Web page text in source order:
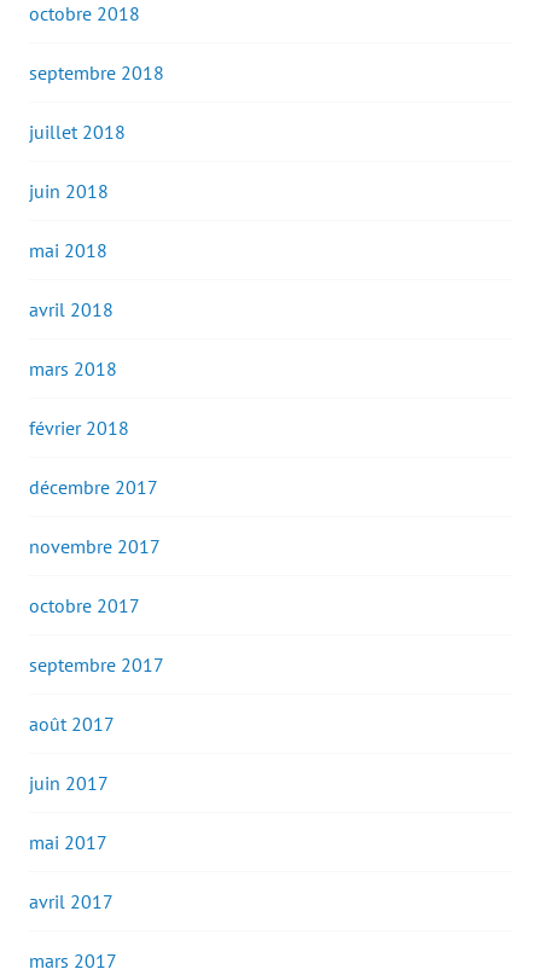
octobre 2018
septembre 2018
juillet 2018
juin 2018
mai 2018
avril 2018
mars 2018
février 2018
décembre 2017
novembre 2017
octobre 2017
septembre 2017
août 2017
juin 2017
mai 2017
avril 2017
mars 2017